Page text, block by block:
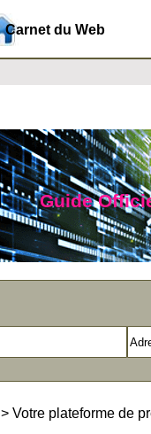
Carnet du Web
Guide
> Votre plateforme de